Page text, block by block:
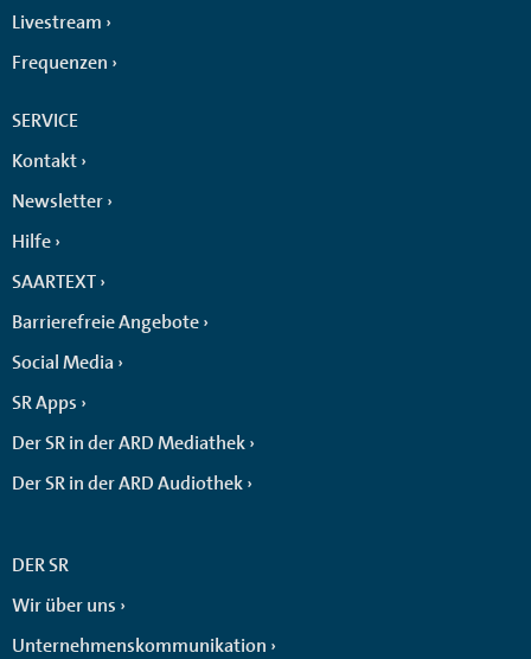
Livestream
Frequenzen
SERVICE
Kontakt
Newsletter
Hilfe
SAARTEXT
Barrierefreie Angebote
Social Media
SR Apps
Der SR in der ARD Mediathek
Der SR in der ARD Audiothek
DER SR
Wir über uns
Unternehmenskommunikation